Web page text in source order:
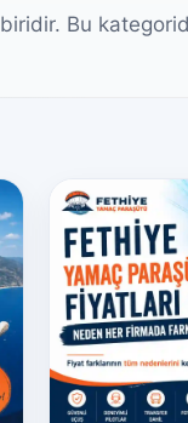
biridir. Bu